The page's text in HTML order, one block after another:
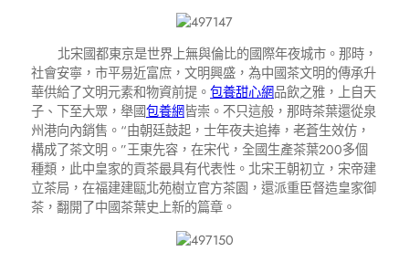
北宋國都東京是世界上無與倫比的國際年夜城市。那時，
社會安寧，市平易近富庶，文明興盛，為中國茶文明的傳承升
華供給了文明元素和物資前提。 包養甜心網品飲之雅，上自天
子、下至大眾，舉國包養網皆崇。不只這般，那時茶葉還從泉
州港向內銷售。“由朝廷鼓起，士年夜夫追捧，老蒼生效仿，
構成了茶文明。”王東先容，在宋代，全國生產茶葉200多個
種類，此中皇家的貢茶最具有代表性。北宋王朝初立，宋帝建
立茶局，在福建建甌北苑樹立官方茶園，還派重臣督造皇家御
茶，翻開了中國茶葉史上新的篇章。